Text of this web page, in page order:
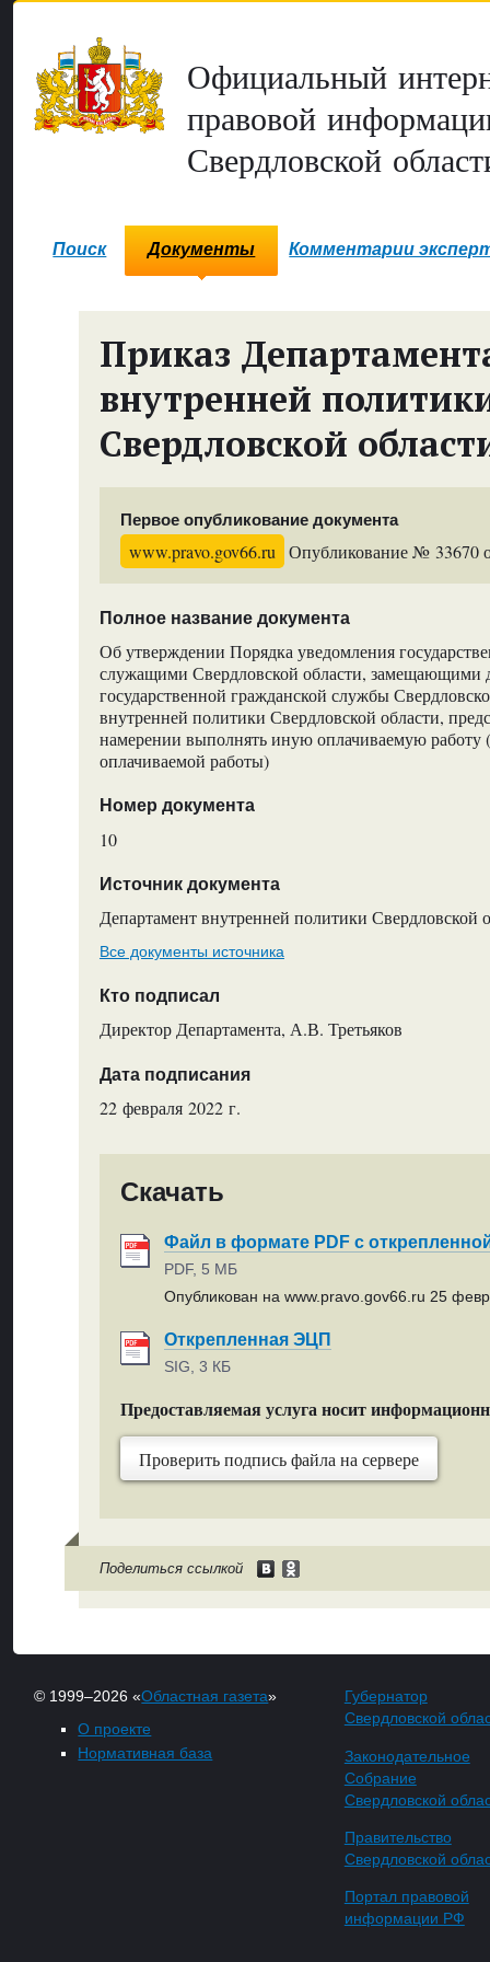
Официальный
правовой
Свердловской
Поиск Документы Комментарии
Приказ
внутренней
Свердловской
Первое опубликование документа
www.pravo.gov66.ru Опубликование № 33670
Полное название документа
Об утверждении Порядка уведомления
служащими Свердловской области, замещающими
государственной гражданской службы
внутренней политики Свердловской области,
намерении выполнять иную оплачиваемую
оплачиваемой работы)
Номер документа
10
Источник документа
Департамент внутренней политики Свердловской
Все документы источника
Кто подписал
Директор Департамента, А.В. Третьяков
Дата подписания
22 февраля 2022 г.
Скачать
Файл в формате PDF с
PDF, 5 МБ
Опубликован на www.pravo.gov66.ru 25
Открепленная ЭЦП
SIG, 3 КБ
Предоставляемая услуга носит
Проверить подпись файла на сервере
Поделиться ссылкой
© 1999–2026 «Областная газета»
О проекте
Нормативная база
Губернатор
Свердловской
Законодательное
Собрание
Свердловской
Правительство
Свердловской
Портал правовой
информации РФ